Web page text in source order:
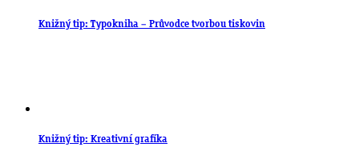
Knižný tip: Typokniha – Průvodce tvorbou tiskovin
Knižný tip: Kreativní grafika